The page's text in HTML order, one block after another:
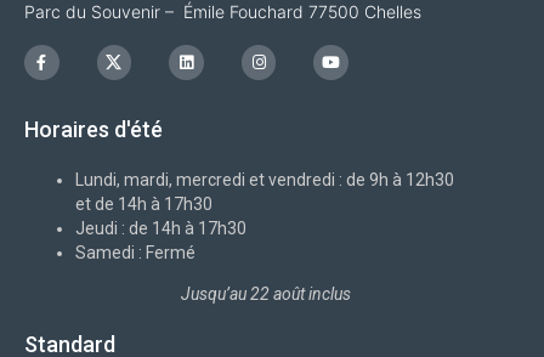
Parc du Souvenir – Émile Fouchard 77500 Chelles
F
a
c
o
I
c
o
x
L
i
n
I
n
s
m
Y
o
u
Horaires d'été
Lundi, mardi, mercredi et vendredi : de 9h à 12h30
et de 14h à 17h30
Jeudi : de 14h à 17h30
Samedi : Fermé
Jusqu’au 22 août inclus
Standard